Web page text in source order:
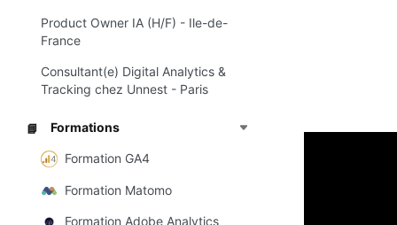
Product Owner IA (H/F) - Ile-de-
France
Consultant(e) Digital Analytics &
Tracking chez Unnest - Paris
📘 Formations
Formation GA4
Formation Matomo
Formation Adobe Analytics